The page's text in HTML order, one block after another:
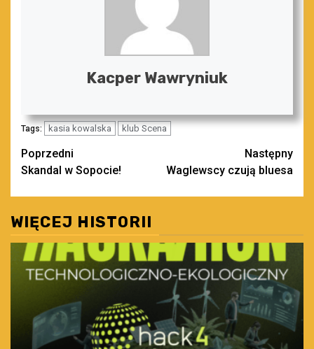
Kacper Wawryniuk
Tags: kasia kowalska klub Scena
Zobacz
wpisy
Poprzedni
Skandal w Sopocie!
Następny
Waglewscy czują bluesa
WIĘCEJ HISTORII